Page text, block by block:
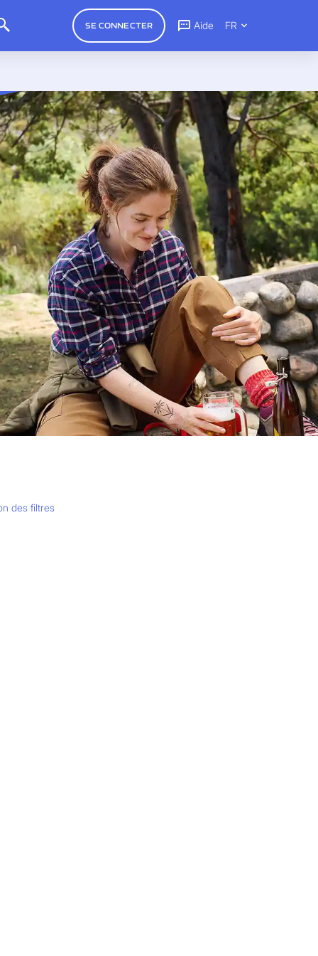
des filtres
SE CONNECTER Aide FR